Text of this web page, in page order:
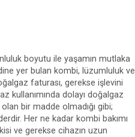
boyutu ile yaşamın mutlaka
yer bulan kombi, lüzumluluk ve
faturası, gerekse işlevini
kullanımında dolayı doğalgaz
bir madde olmadığı gibi;
Her ne kadar kombi bakımı
ve gerekse cihazın uzun